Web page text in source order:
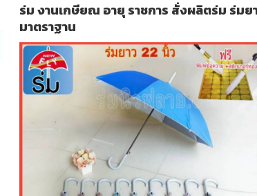
ร่ม งานเกษียณ อายุ ราชการ สั่งผลิตร่ม ร่ม
มาตราฐาน